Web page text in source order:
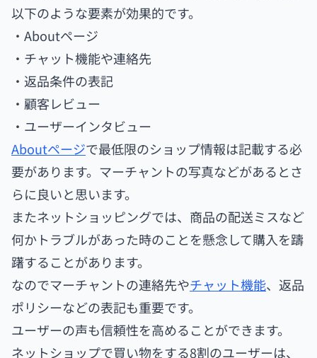
以下のような要素が効果的です。
・Aboutページ
・チャット機能や連絡先
・返品条件の表記
・顧客レビュー
・ユーザーインタビュー
Aboutページで最低限のショップ情報は記載する必
要があります。マーチャントの写真などがあるとさ
らに良いと思います。
またネットショッピングでは、商品の配送ミスなど
何かトラブルがあった時のことを懸念して購入を躊
躇することがあります。
なのでマーチャントの連絡先やチャット機能、返品
ポリシーなどの表記も重要です。
ユーザーの声も信頼性を高めることができます。
ネットショップで買い物をする8割のユーザーは、